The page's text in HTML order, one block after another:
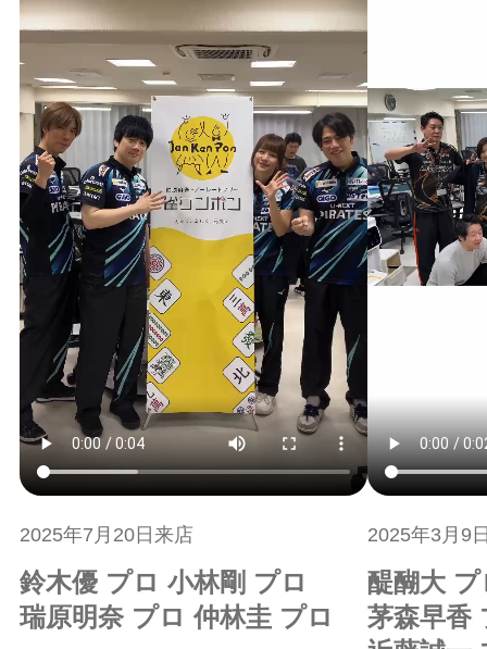
2025年7月20日来店
鈴木優 プロ 小林剛 プロ
瑞原明奈 プロ 仲林圭 プロ
2025年3月9
醍醐大
茅森早香